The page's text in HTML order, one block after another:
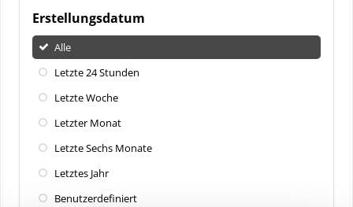
Erstellungsdatum
Alle
Letzte 24 Stunden
Letzte Woche
Letzter Monat
Letzte Sechs Monate
Letztes Jahr
Benutzerdefiniert